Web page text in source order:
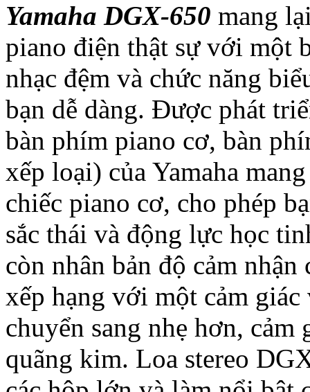
Yamaha DGX-650 mang
piano điện thật sự với một
nhạc đệm và chức năng
bạn dễ dàng. Được phát
bàn phím piano cơ, bàn
xếp loại) của Yamaha
chiếc piano cơ, cho phép
sắc thái và động lực học
còn nhân bản độ cảm
xếp hạng với một cảm
chuyển sang nhẹ hơn,
quãng kim. Loa stereo